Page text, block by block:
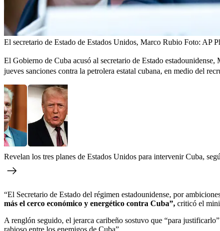
El secretario de Estado de Estados Unidos, Marco Rubio Foto: AP
El Gobierno de Cuba acusó al secretario de Estado
jueves sanciones contra la petrolera estatal cubana, en medio del
Revelan los tres planes de Estados Unidos para intervenir Cuba,
“El Secretario de Estado del régimen estadounidense, por
más el cerco económico y energético contra Cuba”, criticó el
A renglón seguido, el jerarca caribeño sostuvo que “para
rabioso entre los enemigos de Cuba”.